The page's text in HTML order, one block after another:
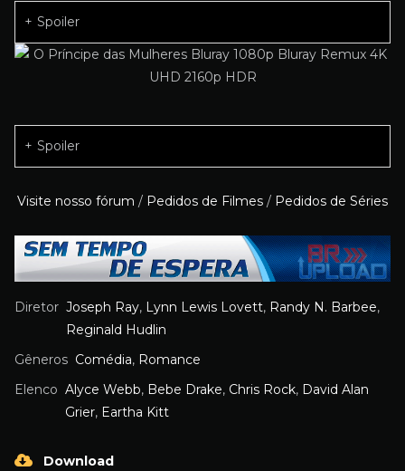
Spoiler
Spoiler
Visite nosso fórum / Pedidos de Filmes / Pedidos de Séries
Diretor Joseph Ray, Lynn Lewis Lovett, Randy N. Barbee,
Reginald Hudlin
Gêneros Comédia, Romance
Elenco Alyce Webb, Bebe Drake, Chris Rock, David Alan
Grier, Eartha Kitt
Download